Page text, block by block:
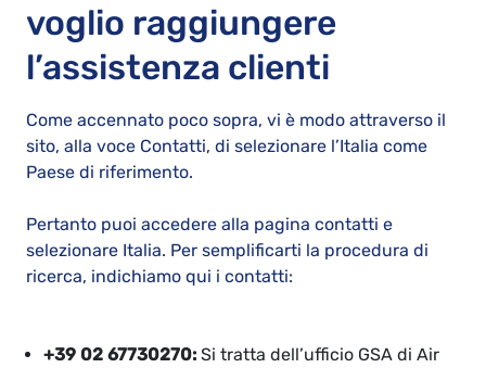
voglio raggiungere
l’assistenza clienti
Come accennato poco sopra, vi è modo attraverso il
sito, alla voce Contatti, di selezionare l’Italia come
Paese di riferimento.
Pertanto puoi accedere alla pagina contatti e
selezionare Italia. Per semplificarti la procedura di
ricerca, indichiamo qui i contatti:
+39 02 67730270: Si tratta dell’ufficio GSA di Air